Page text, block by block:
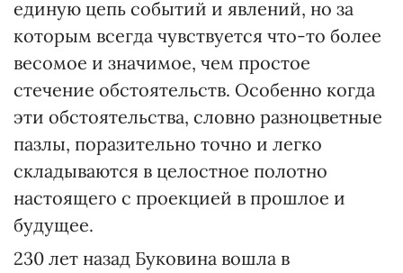
единую цепь событий и явлений, но за
которым всегда чувствуется что-то более
весомое и значимое, чем простое
стечение обстоятельств. Особенно когда
эти обстоятельства, словно разноцветные
пазлы, поразительно точно и легко
складываются в целостное полотно
настоящего с проекцией в прошлое и
будущее.
230 лет назад Буковина вошла в